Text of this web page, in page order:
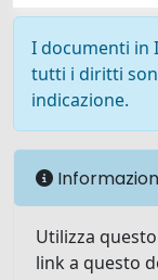
I documenti in
tutti i diritti
indicazione.
Utilizza
link a questo